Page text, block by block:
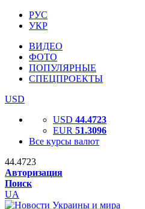
РУС
УКР
ВИДЕО
ФОТО
ПОПУЛЯРНЫЕ
СПЕЦПРОЕКТЫ
USD
USD 44.4723
EUR 51.3096
Все курсы валют
44.4723
Авторизация
Поиск
UA